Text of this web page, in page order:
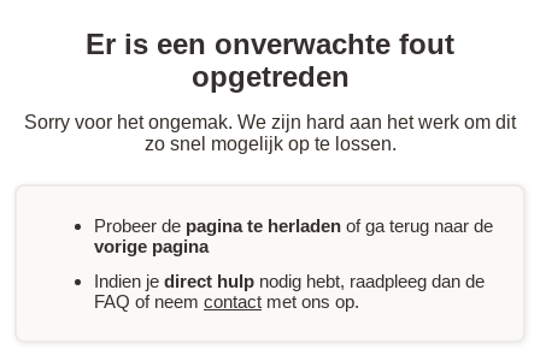
Er is een onverwachte fout
opgetreden
Sorry voor het ongemak. We zijn hard aan het werk om dit
zo snel mogelijk op te lossen.
Probeer de pagina te herladen of ga terug naar de
vorige pagina
Indien je direct hulp nodig hebt, raadpleeg dan de
FAQ of neem contact met ons op.